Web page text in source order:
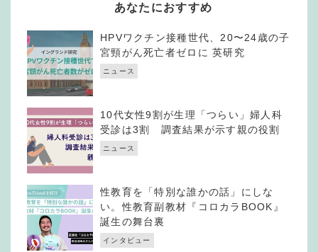
あなたにおすすめ
HPVワクチン接種世代、20〜24歳の子
宮頸がん死亡者ゼロに 英研究
ニュース
10代女性9割が生理「つらい」婦人科
受診は3割 調査結果が示す親の役割
ニュース
性教育を「特別な誰かの話」にしな
い。性教育副教材『コロカラBOOK』
誕生の舞台裏
インタビュー